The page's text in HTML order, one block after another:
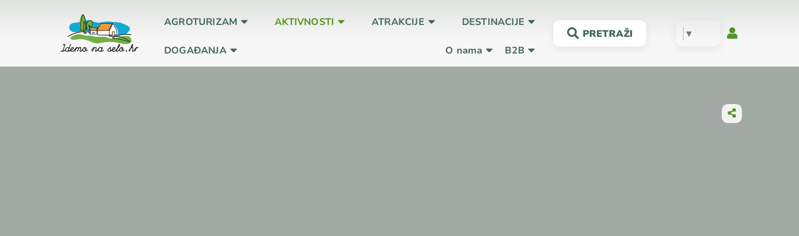
AGROTURIZAM AKTIVNOSTI ATRAKCIJE DESTINACIJE
DOGAĐANJA O nama B2B
PRETRAŽI ▼